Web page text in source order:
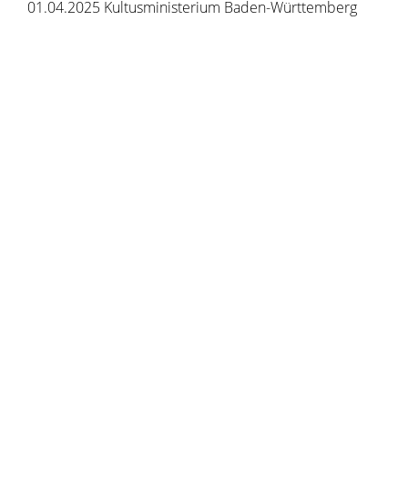
01.04.2025 Kultusministerium Baden-Württemberg